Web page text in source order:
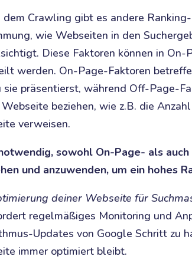
dem Crawling gibt es andere
wie Webseiten in den
Diese Faktoren können in
werden. On-Page-Faktoren
sie präsentierst, während Off-Page-
beziehen, wie z.B. die
verweisen.
sowohl On-Page- als
und anzuwenden, um ein hohes
deiner Webseite für
regelmäßiges Monitoring und
Updates von Google Schritt zu
immer optimiert bleibt.